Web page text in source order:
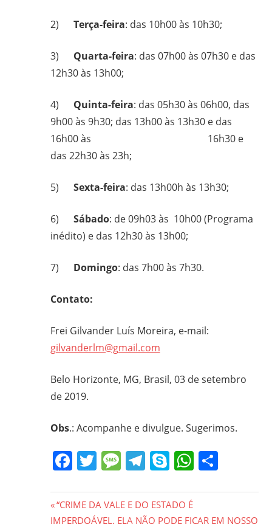
2) Terça-feira: das 10h00 às 10h30;
3) Quarta-feira: das 07h00 às 07h30 e das
12h30 às 13h00;
4) Quinta-feira: das 05h30 às 06h00, das
9h00 às 9h30; das 13h00 às 13h30 e das
16h00 às 16h30 e
das 22h30 às 23h;
5) Sexta-feira: das 13h00h às 13h30;
6) Sábado: de 09h03 às 10h00 (Programa
inédito) e das 12h30 às 13h00;
7) Domingo: das 7h00 às 7h30.
Contato:
Frei Gilvander Luís Moreira, e-mail:
gilvanderlm@gmail.com
Belo Horizonte, MG, Brasil, 03 de setembro
de 2019.
Obs.: Acompanhe e divulgue. Sugerimos.
Facebook
Twitter
Message
Telegram
SkypeShare
Navegação
Previous
Post:
“CRIME DA VALE E DO ESTADO É
IMPERDOÁVEL. ELA NÃO PODE FICAR EM NOSSO